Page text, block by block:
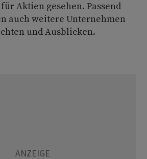
Aktien gesehen. Passend
auch weitere Unternehmen
und Ausblicken.